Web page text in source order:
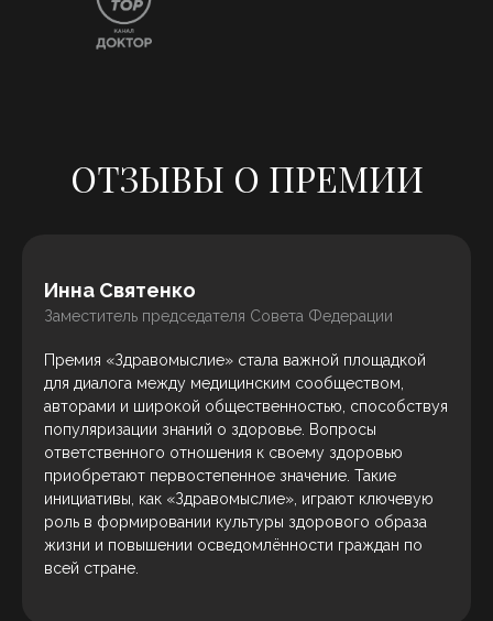
ОТЗЫВЫ О ПРЕМИИ
Инна Святенко
Заместитель председателя Совета Федерации
Премия «Здравомыслие» стала важной площадкой
для диалога между медицинским сообществом,
авторами и широкой общественностью, способствуя
популяризации знаний о здоровье. Вопросы
ответственного отношения к своему здоровью
приобретают первостепенное значение. Такие
инициативы, как «Здравомыслие», играют ключевую
роль в формировании культуры здорового образа
жизни и повышении осведомлённости граждан по
всей стране.